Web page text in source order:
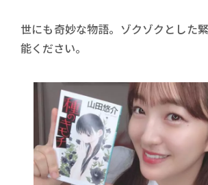
世にも奇妙な物語。ゾクゾクとした
能ください。